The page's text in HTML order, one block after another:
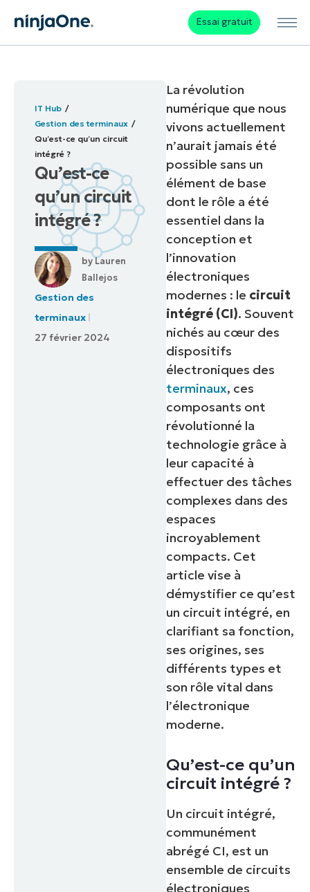
Essai gratuit
IT Hub
Gestion des terminaux
Qu’est-ce qu’un circuit
intégré ?
Qu’est-ce
qu’un circuit
intégré ?
byLauren
Ballejos
Gestion des
terminaux
27 février 2024
La révolution
numérique que nous
vivons actuellement
n’aurait jamais été
possible sans un
élément de base
dont le rôle a été
essentiel dans la
conception et
l’innovation
électroniques
modernes : le circuit
intégré (CI). Souvent
nichés au cœur des
dispositifs
électroniques des
terminaux, ces
composants ont
révolutionné la
technologie grâce à
leur capacité à
effectuer des tâches
complexes dans des
espaces
incroyablement
compacts. Cet
article vise à
démystifier ce qu’est
un circuit intégré, en
clarifiant sa fonction,
ses origines, ses
différents types et
son rôle vital dans
l’électronique
moderne.
Qu’est-ce qu’un
circuit intégré ?
Un circuit intégré,
communément
abrégé CI, est un
ensemble de circuits
électroniques